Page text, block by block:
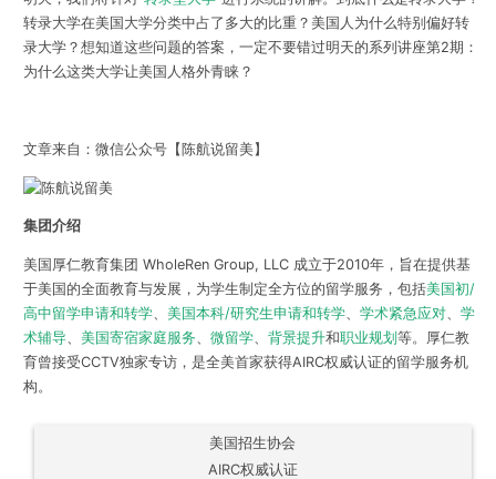
转录大学在美国大学分类中占了多大的比重？美国人为什么特别偏好转
录大学？想知道这些问题的答案，一定不要错过明天的系列讲座第2期：
为什么这类大学让美国人格外青睐？
文章来自：微信公众号【陈航说留美】
集团介绍
美国厚仁教育集团 WholeRen Group, LLC 成立于2010年，旨在提供基
于美国的全面教育与发展，为学生制定全方位的留学服务，包括美国初/
高中留学申请和转学、 美国本科/研究生申请和转学、 学术紧急应对、 学
术辅导、 美国寄宿家庭服务、 微留学、 背景提升和职业规划 等。厚仁教
育曾接受CCTV独家专访，是全美首家获得AIRC权威认证的留学服务机
构。
美国招生协会
AIRC权威认证